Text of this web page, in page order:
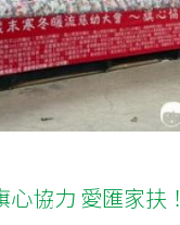
協力 愛匯家扶！